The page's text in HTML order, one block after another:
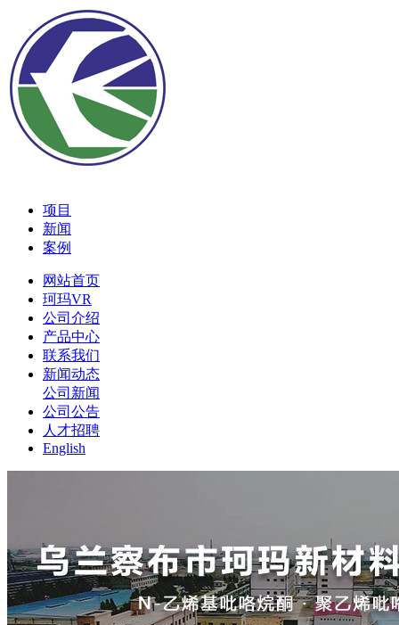
项目
新闻
案例
网站首页
珂玛VR
公司介绍
产品中心
联系我们
新闻动态
公司新闻
公司公告
人才招聘
English